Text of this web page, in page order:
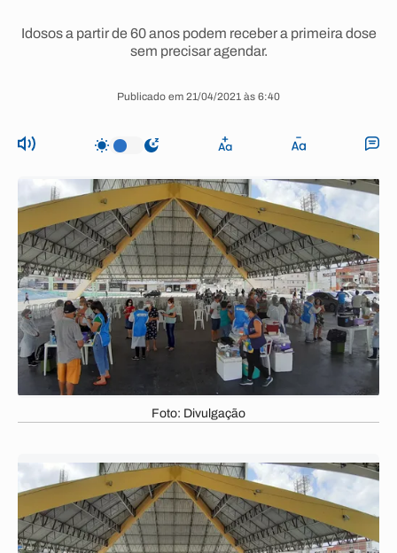
Idosos a partir de 60 anos podem receber a primeira dose
sem precisar agendar.
Publicado em 21/04/2021 às 6:40
Foto: Divulgação